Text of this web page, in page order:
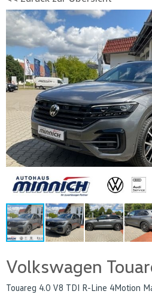
Volkswagen
Touareg 4.0 V8 TDI R-Line 4Motion